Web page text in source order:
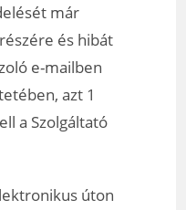
már
és hibát
e-mailben
azt 1
a Szolgáltató
úton